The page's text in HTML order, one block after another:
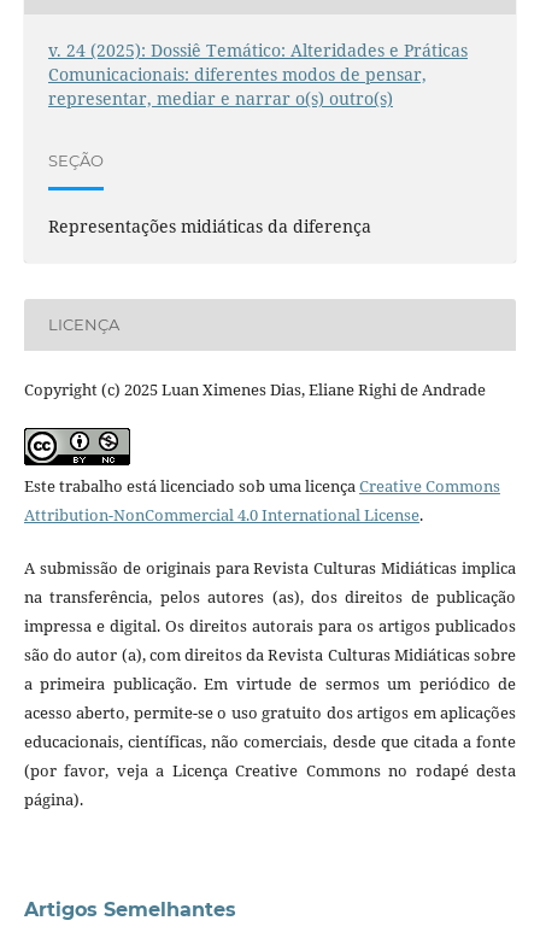
v. 24 (2025): Dossiê Temático: Alteridades e Práticas
Comunicacionais: diferentes modos de pensar,
representar, mediar e narrar o(s) outro(s)
SEÇÃO
Representações midiáticas da diferença
LICENÇA
Copyright (c) 2025 Luan Ximenes Dias, Eliane Righi de Andrade
Este trabalho está licenciado sob uma licençaCreative Commons
Attribution-NonCommercial 4.0 International License.
A submissão de originais para Revista Culturas Midiáticas implica
na transferência, pelos autores (as), dos direitos de publicação
impressa e digital. Os direitos autorais para os artigos publicados
são do autor (a), com direitos da Revista Culturas Midiáticas sobre
a primeira publicação. Em virtude de sermos um periódico de
acesso aberto, permite-se o uso gratuito dos artigos em aplicações
educacionais, científicas, não comerciais, desde que citada a fonte
(por favor, veja a Licença Creative Commons no rodapé desta
página).
Artigos Semelhantes